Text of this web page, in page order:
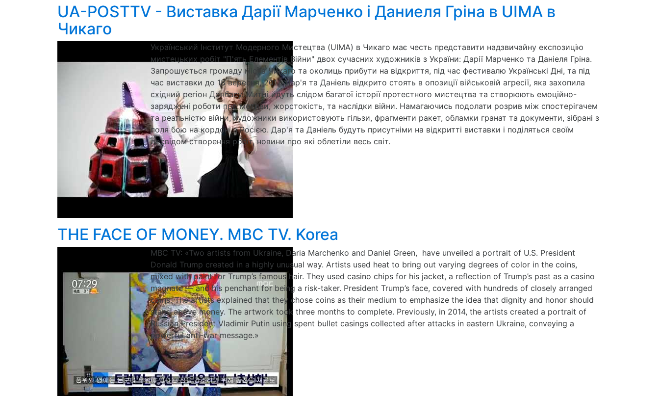
UA-POSTTV - Виставка Дарії Марченко i Даниеля Грiна в UIMA в
Чикаго
Український Інститут Модерного Мистецтва (UIMA) в Чикаго має честь представити надзвичайну експозицію
мистецьких робіт "П'ять Елементів Війни" двох сучасних художників з України: Дарії Марченко та Даніеля Гріна.
Запрошується громаду міста Чикаго та околиць прибути на відкриття, під час фестивалю Українські Дні, та під
час виставки до 18 вересня, 2017. Дар'я та Даніель відкрито стоять в опозиції військовій агресії, яка захопила
східний регіон Донбасу. Митці йдуть слідом багатої історії протестного мистецтва та створюють емоційно-
заряджені роботи про мотиви, жорстокість, та наслідки війни. Намагаючись подолати розрив між спостерігачем
та реальністю війни, художники використовують гільзи, фрагменти ракет, обламки гранат та документи, зібрані з
поля бою на кордоні з Росією. Дар'я та Даніель будуть присутніми на відкритті виставки і поділяться своїм
досвідом створення робіт, новини про які облетіли весь світ.
THE FACE OF MONEY. МВС TV. Korea
MBC TV: «Two artists from Ukraine, Daria Marchenko and Daniel Green, have unveiled a portrait of U.S. President
Donald Trump created in a highly unusual way. Artists used heat to bring out varying degrees of color in the coins,
mixed with paint for Trump’s famous hair. They used casino chips for his jacket, a reflection of Trump’s past as a casino
magnate — and his penchant for being a risk-taker. President Trump’s face, covered with hundreds of closely arranged
coins. The artists explained that they chose coins as their medium to emphasize the idea that dignity and honor should
stand above money. The artwork took three months to complete. Previously, in 2014, the artists created a portrait of
Russian President Vladimir Putin using spent bullet casings collected after attacks in eastern Ukraine, conveying a
powerful anti-war message.»